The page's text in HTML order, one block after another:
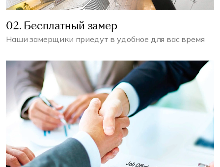
02. Бесплатный замер
Наши замерщики приедут в удобное для вас время